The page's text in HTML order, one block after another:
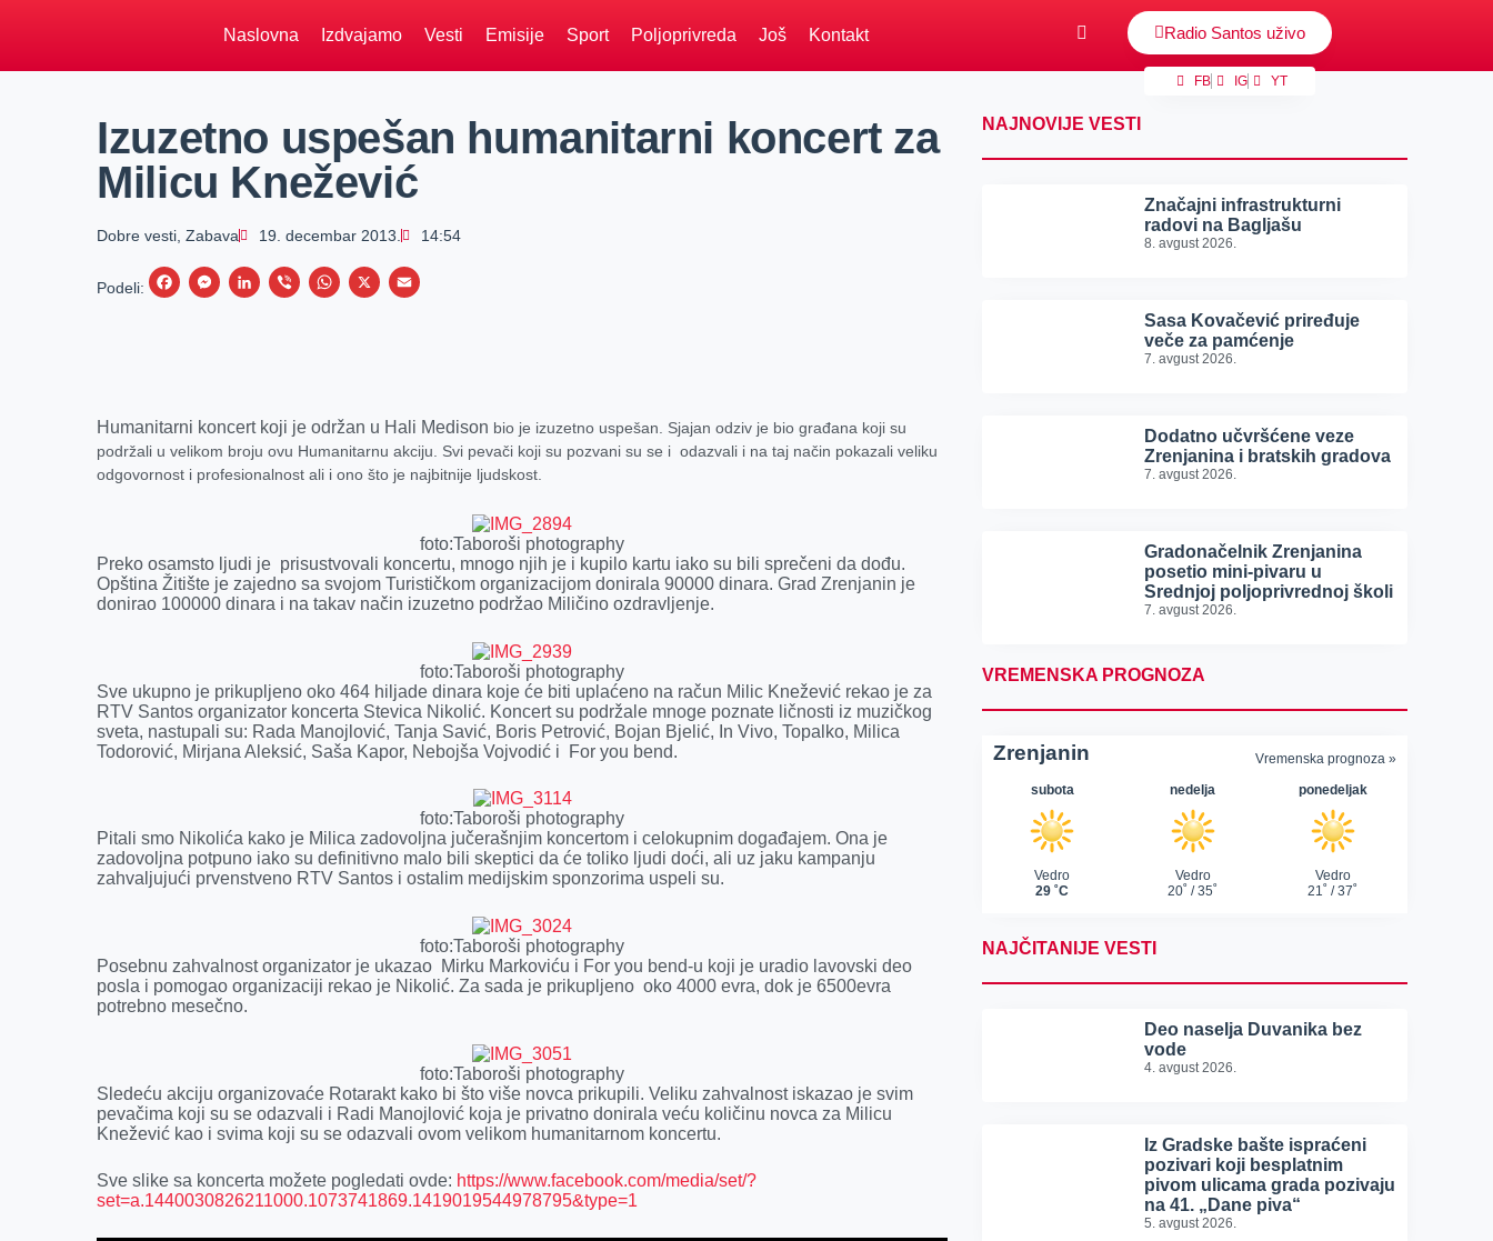
Naslovna Izdvajamo Vesti Emisije Sport Poljoprivreda Još Kontakt Radio Santos uživo
FB IG YT
Izuzetno uspešan humanitarni koncert za
Milicu Knežević
Dobre vesti ,Zabava 19. decembar 2013. 14:54
Podeli:
F
o
o
M
n
g
L
d
I
V
W
A
p
X
Humanitarni koncert koji je održan u Hali Medison bio je izuzetno uspešan. Sjajan odziv je bio građana koji su
podržali u velikom broju ovu Humanitarnu akciju. Svi pevači koji su pozvani su se i odazvali i na taj način pokazali veliku
odgovornost i profesionalnost ali i ono što je najbitnije ljudskost.
foto:Taboroši photography
Preko osamsto ljudi je prisustvovali koncertu, mnogo njih je i kupilo kartu iako su bili sprečeni da dođu.
Opština Žitište je zajedno sa svojom Turističkom organizacijom donirala 90000 dinara. Grad Zrenjanin je
donirao 100000 dinara i na takav način izuzetno podržao Miličino ozdravljenje.
foto:Taboroši photography
Sve ukupno je prikupljeno oko 464 hiljade dinara koje će biti uplaćeno na račun Milic Knežević rekao je za
RTV Santos organizator koncerta Stevica Nikolić. Koncert su podržale mnoge poznate ličnosti iz muzičkog
sveta, nastupali su: Rada Manojlović, Tanja Savić, Boris Petrović, Bojan Bjelić, In Vivo, Topalko, Milica
Todorović, Mirjana Aleksić, Saša Kapor, Nebojša Vojvodić i For you bend.
foto:Taboroši photography
Pitali smo Nikolića kako je Milica zadovoljna jučerašnjim koncertom i celokupnim događajem. Ona je
zadovoljna potpuno iako su definitivno malo bili skeptici da će toliko ljudi doći, ali uz jaku kampanju
zahvaljujući prvenstveno RTV Santos i ostalim medijskim sponzorima uspeli su.
foto:Taboroši photography
Posebnu zahvalnost organizator je ukazao Mirku Markoviću i For you bend-u koji je uradio lavovski deo
posla i pomogao organizaciji rekao je Nikolić. Za sada je prikupljeno oko 4000 evra, dok je 6500evra
potrebno mesečno.
foto:Taboroši photography
Sledeću akciju organizovaće Rotarakt kako bi što više novca prikupili. Veliku zahvalnost iskazao je svim
pevačima koji su se odazvali i Radi Manojlović koja je privatno donirala veću količinu novca za Milicu
Knežević kao i svima koji su se odazvali ovom velikom humanitarnom koncertu.
Sve slike sa koncerta možete pogledati ovde: https://www.facebook.com/media/set/?
set=a.1440030826211000.1073741869.1419019544978795&type=1
NAJNOVIJE VESTI
Značajni infrastrukturni
radovi na Bagljašu
8. avgust 2026.
Sasa Kovačević priređuje
veče za pamćenje
7. avgust 2026.
Dodatno učvršćene veze
Zrenjanina i bratskih gradova
7. avgust 2026.
Gradonačelnik Zrenjanina
posetio mini-pivaru u
Srednjoj poljoprivrednoj školi
7. avgust 2026.
VREMENSKA PROGNOZA
NAJČITANIJE VESTI
Deo naselja Duvanika bez
vode
4. avgust 2026.
Iz Gradske bašte ispraćeni
pozivari koji besplatnim
pivom ulicama grada pozivaju
na 41. „Dane piva“
5. avgust 2026.